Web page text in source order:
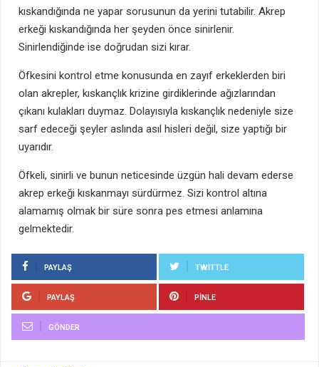
kıskandığında ne yapar sorusunun da yerini tutabilir. Akrep
erkeği kıskandığında her şeyden önce sinirlenir.
Sinirlendiğinde ise doğrudan sizi kırar.
Öfkesini kontrol etme konusunda en zayıf erkeklerden biri
olan akrepler, kıskançlık krizine girdiklerinde ağızlarından
çıkanı kulakları duymaz. Dolayısıyla kıskançlık nedeniyle size
sarf edeceği şeyler aslında asıl hisleri değil, size yaptığı bir
uyarıdır.
Öfkeli, sinirli ve bunun neticesinde üzgün hali devam ederse
akrep erkeği kıskanmayı sürdürmez. Sizi kontrol altına
alamamış olmak bir süre sonra pes etmesi anlamına
gelmektedir.
PAYLAŞ TWITTLE
PAYLAŞ PINLE
GÖNDER